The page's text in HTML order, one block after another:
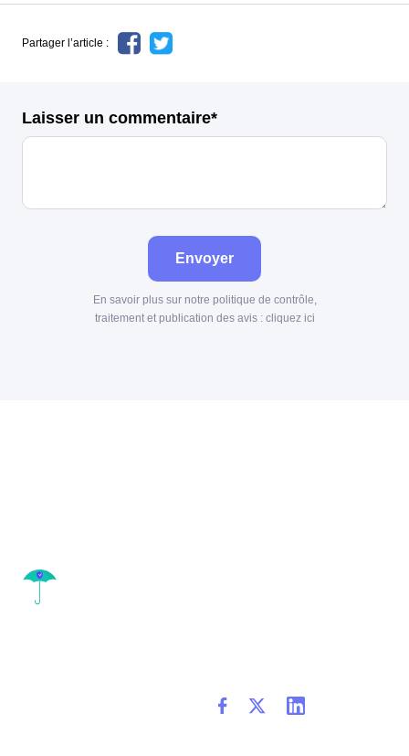
Partager l’article :
Laisser un commentaire*
Envoyer
En savoir plus sur notre politique de contrôle,
traitement et publication des avis : cliquez ici